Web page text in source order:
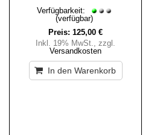
Verfügbarkeit:
(verfügbar)
Preis: 125,00 €
Inkl. 19% MwSt., zzgl.
Versandkosten
In den Warenkorb